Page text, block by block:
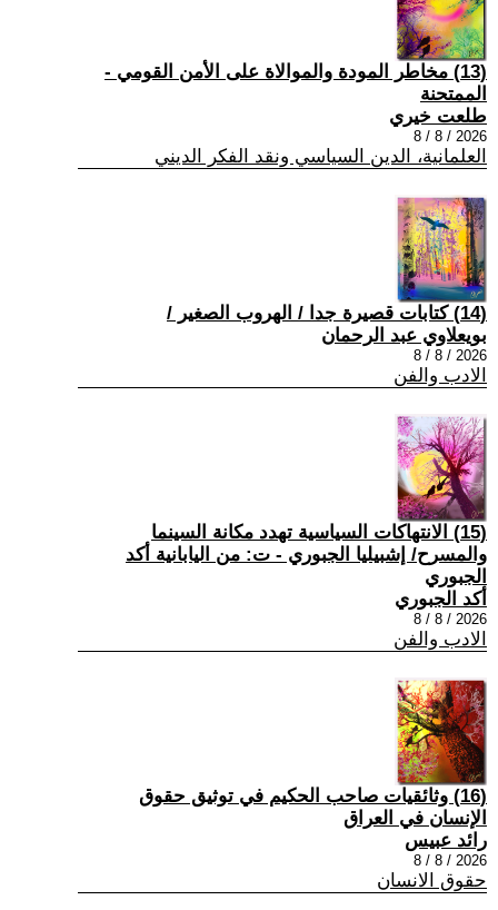
(13) مخاطر المودة والموالاة على الأمن القومي -
الممتحنة
طلعت خيري
2026 / 8 / 8
العلمانية، الدين السياسي ونقد الفكر الديني
(14) كتابات قصيرة جدا / الهروب الصغير /
بويعلاوي عبد الرحمان
2026 / 8 / 8
الادب والفن
(15) الانتهاكات السياسية تهدد مكانة السينما
والمسرح/ إشبيليا الجبوري - ت: من اليابانية أكد
الجبوري
أكد الجبوري
2026 / 8 / 8
الادب والفن
(16) وثائقيات صاحب الحكيم في توثيق حقوق
الإنسان في العراق
رائد عبيس
2026 / 8 / 8
حقوق الانسان